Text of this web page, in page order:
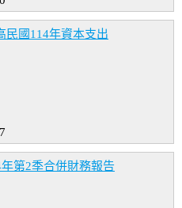
民國114年資本支出
第2季合併財務報告